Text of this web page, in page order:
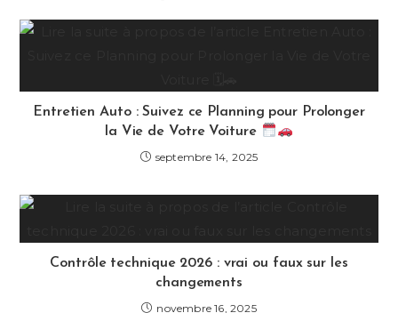
Entretien Auto : Suivez ce Planning pour Prolonger
la Vie de Votre Voiture
septembre 14, 2025
Contrôle technique 2026 : vrai ou faux sur les
changements
novembre 16, 2025